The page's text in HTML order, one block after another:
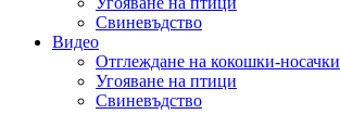
Свиневъдство
Видео
Отглеждане на кокошки-носачки
Угояване на птици
Свиневъдство